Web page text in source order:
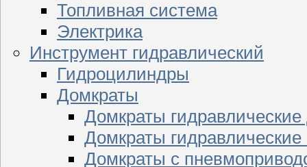
Топливная система
Электрика
Инструмент гидравлический
Гидроцилиндры
Домкраты
Домкраты
Домкраты гидравлические
Домкраты с